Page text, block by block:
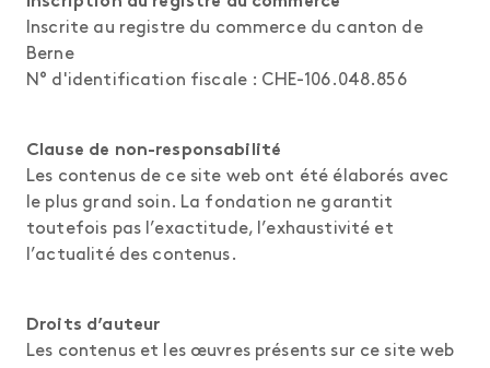
Inscrite au registre du commerce du canton de
Berne
N° d'identification fiscale : CHE-106.048.856
Clause de non-responsabilité
Les contenus de ce site web ont été élaborés avec
le plus grand soin. La fondation ne garantit
toutefois pas l’exactitude, l’exhaustivité et
l’actualité des contenus.
Droits d’auteur
Les contenus et les œuvres présents sur ce site web